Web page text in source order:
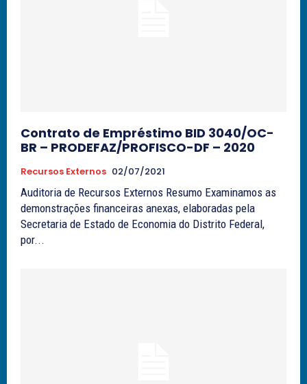
Contrato de Empréstimo BID 3040/OC-
BR – PRODEFAZ/PROFISCO-DF – 2020
Recursos Externos 02/07/2021
Auditoria de Recursos Externos Resumo Examinamos as
demonstrações financeiras anexas, elaboradas pela
Secretaria de Estado de Economia do Distrito Federal,
por...